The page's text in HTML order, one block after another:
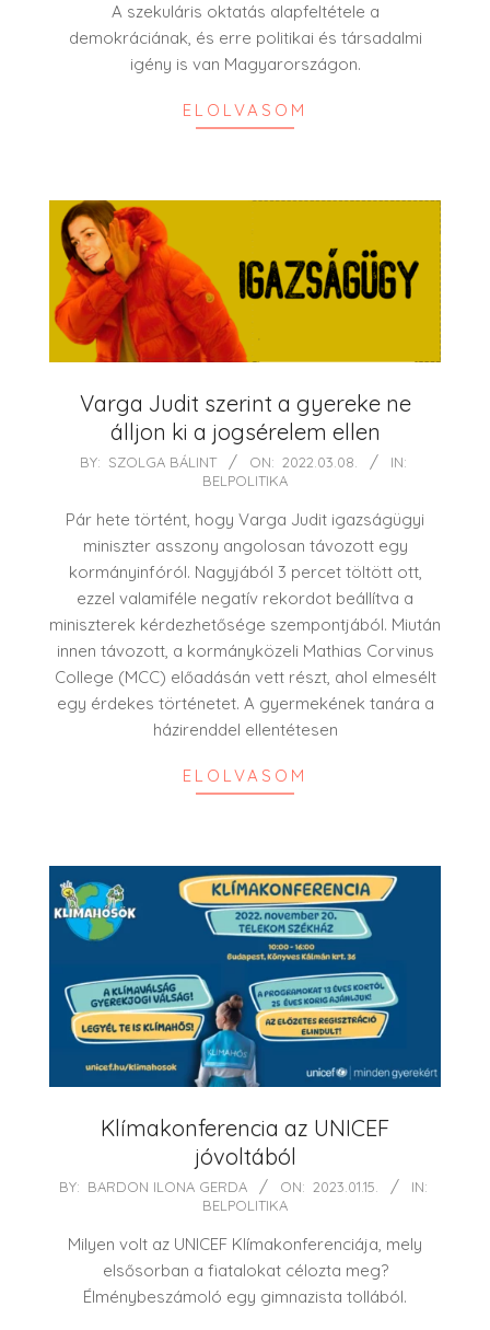
A szekuláris oktatás alapfeltétele a
demokráciának, és erre politikai és társadalmi
igény is van Magyarországon.
ELOLVASOM
Varga Judit szerint a gyereke ne
álljon ki a jogsérelem ellen
2022-
08
BY: SZOLGA BÁLINT ON: 2022.03.08.
IN:
BELPOLITIKA
Pár hete történt, hogy Varga Judit igazságügyi
miniszter asszony angolosan távozott egy
kormányinfóról. Nagyjából 3 percet töltött ott,
ezzel valamiféle negatív rekordot beállítva a
miniszterek kérdezhetősége szempontjából. Miután
innen távozott, a kormányközeli Mathias Corvinus
College (MCC) előadásán vett részt, ahol elmesélt
egy érdekes történetet. A gyermekének tanára a
házirenddel ellentétesen
ELOLVASOM
Klímakonferencia az UNICEF
jóvoltából
2023-
BY: BARDON ILONA GERDA ON: 2023.01.15.
IN:
BELPOLITIKA
Milyen volt az UNICEF Klímakonferenciája, mely
elsősorban a fiatalokat célozta meg?
Élménybeszámoló egy gimnazista tollából.